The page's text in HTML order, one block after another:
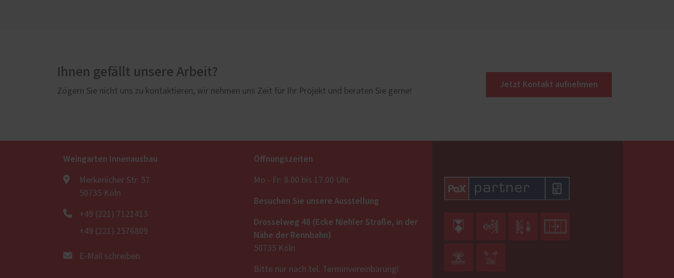
Ihnen gefällt unsere Arbeit?
Zögern Sie nicht uns zu kontaktieren, wir nehmen uns Zeit für Ihr Projekt und beraten Sie gerne!
Jetzt Kontakt aufnehmen
Weingarten Innenausbau
Merkenicher Str. 57
50735 Köln
+49 (221) 7121413
+49 (221) 2576809
E-Mail schreiben
Öffnungszeiten
Mo - Fr: 8.00 bis 17.00 Uhr
Besuchen Sie unsere Ausstellung
Drosselweg 48 (Ecke Niehler Straße, in der
Nähe der Rennbahn)
50735 Köln
Bitte nur nach tel. Terminvereinbarung!
   
 